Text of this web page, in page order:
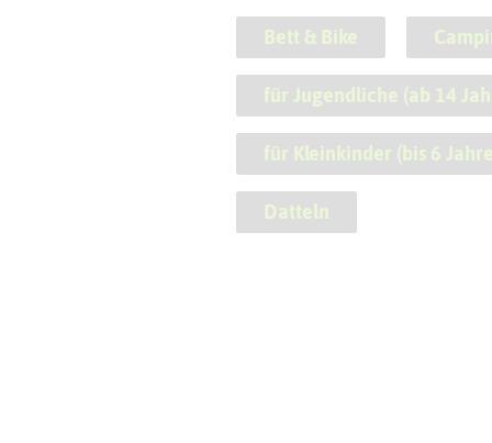
Bett & Bike
für Jugendliche (ab 14
für Kleinkinder (bis 6
Datteln